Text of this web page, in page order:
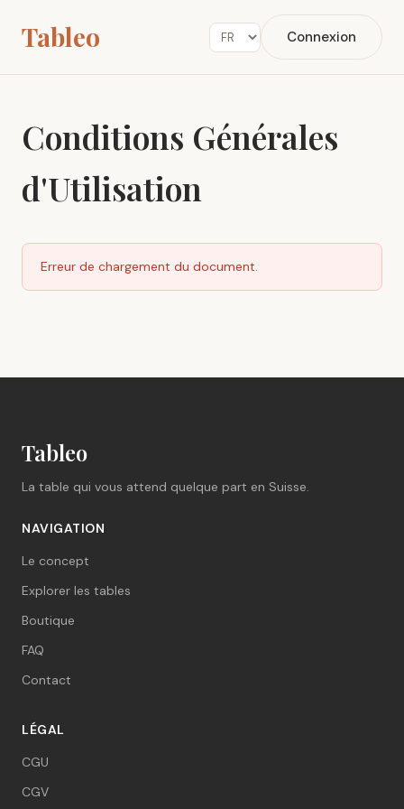
Tableo Connexion
Conditions Générales
d'Utilisation
Erreur de chargement du document.
Tableo
La table qui vous attend quelque part en Suisse.
NAVIGATION
Le concept
Explorer les tables
Boutique
FAQ
Contact
LÉGAL
CGU
CGV